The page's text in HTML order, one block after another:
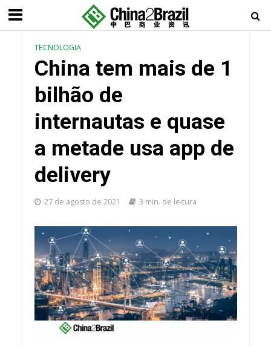
TECNOLOGIA
China tem mais de 1
bilhão de
internautas e quase
a metade usa app de
delivery
27 de agosto de 2021 3 min. de leitura